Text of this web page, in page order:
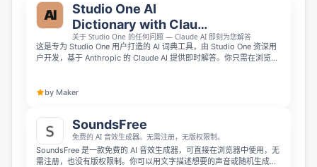
AI
Studio One AI
Dictionary with Claude
AI
关于 Studio One 的任何问题 — Claude AI 即刻为您解答
这是专为 Studio One 用户打造的 AI 词典工具，由 Studio One 资深用
户开发，基于 Anthropic 的 Claude AI 提供即时解答。你只需在浏览器
Studio Pro 8，提供英语和日语服务，帮你避免中断创作流程手动搜索
by Maker
SoundsFree
免费的 AI 音效生成器。无需注册，无版权限制。
SoundsFree 是一款免费的 AI 音效生成器，可直接在浏览器中使用，无
需注册，也没有版权限制。你可以用文字描述想要的声音或随机生成音